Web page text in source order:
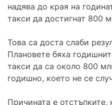
надява до края на
такси да достигнат 800
Това са доста слаби
Плановете бяха
такси да са около 800
годишно, което не се
Причината е отстъпките,